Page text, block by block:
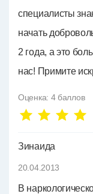
специалисты
начать
2 года, а это
нас! Примите
Оценка: 4 баллов
Зинаида
20.04.2013
В